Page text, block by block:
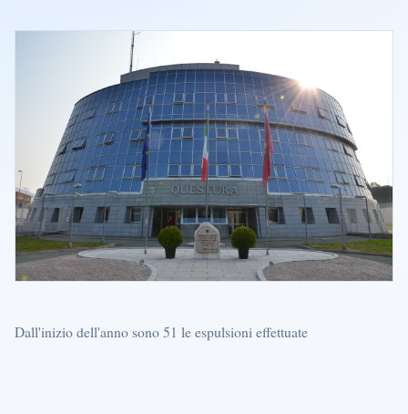
Dall'inizio dell'anno sono 51 le espulsioni effettuate